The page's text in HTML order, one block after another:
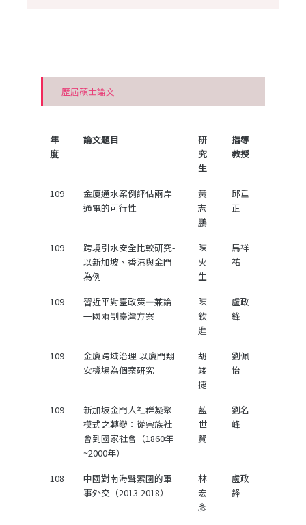
歷屆碩士論文
年
度
論文題目
研
究
生
指導
教授
109
金廈通水案例評估兩岸
通電的可行性
黃
志
鵬
邱垂
正
109
跨境引水安全比較研究-
以新加坡、香港與金門
為例
陳
火
生
馬祥
祐
109
習近平對臺政策—兼論
一國兩制臺灣方案
陳
欽
進
盧政
鋒
109
金廈跨域治理-以廈門翔
安機場為個案研究
胡
竣
捷
劉佩
怡
109
新加坡金門人社群凝聚
模式之轉變：從宗族社
會到國家社會（1860年
~2000年）
藍
世
賢
劉名
峰
108
中國對南海聲索國的軍
事外交（2013-2018）
林
宏
彥
盧政
鋒